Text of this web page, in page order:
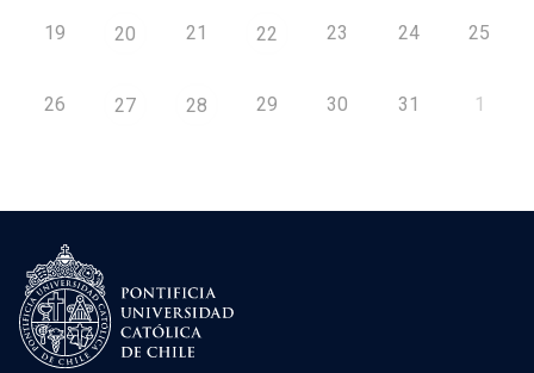
19 20 21 22 23 24 25
26 27 28 29 30 31 1